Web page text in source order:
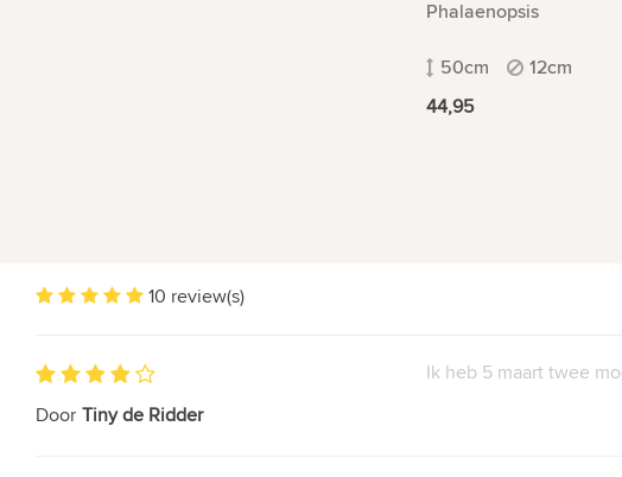
Phalaenopsis
50cm
12cm
44,95
10 review(s)
Door Tiny de Ridder
Ik heb 5 maart twee